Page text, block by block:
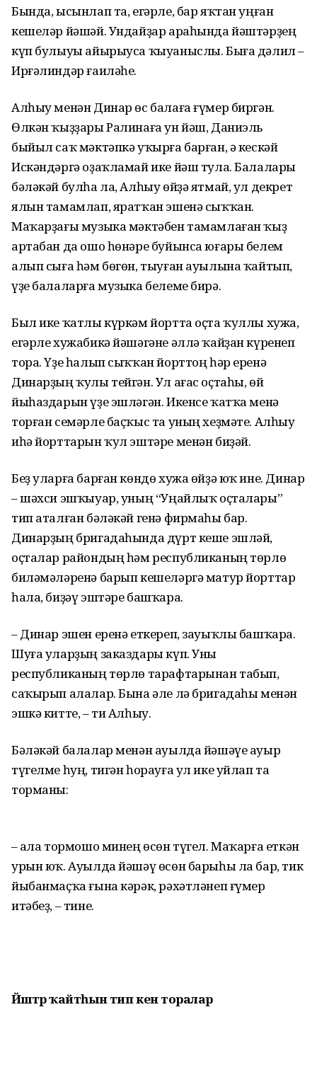
Бында, ысынлап та, егәрле, бар яҡтан уңған
кешеләр йә­шәй. Ундайҙар араһында йәштәрҙең
күп булыуы айырыуса ҡыуаныслы. Быға дәлил –
Ирғәлиндәр ғаиләһе.
Алһыу менән Динар өс балаға ғү­мер биргән.
Өлкән ҡыҙҙары Ралинаға ун йәш, Даниэль
быйыл саҡ мәктәпкә уҡырға барған, ә кескәй
Искәндәргә оҙаҡламай ике йәш тула. Балалары
бәләкәй булһа ла, Алһыу өйҙә ятмай, ул декрет
ялын тамамлап, яратҡан эшенә сыҡҡан.
Маҡарҙағы музыка мәктәбен тамамлаған ҡыҙ
артабан да ошо һөнәре буйынса юғары белем
алып сыға һәм бөгөн, тыуған ауылына ҡайтып,
үҙе балаларға музыка белеме бирә.
Был ике ҡатлы күркәм йортта оҫта ҡуллы хужа,
егәрле хужабикә йәшә­гәне әллә ҡайҙан күренеп
тора. Үҙе һалып сыҡҡан йорттоң һәр еренә
Динарҙың ҡулы тейгән. Ул ағас оҫтаһы, өй
йыһаздарын үҙе эшләгән. Икенсе ҡатҡа менә
торған семәрле баҫҡыс та уның хеҙмәте. Алһыу
иһә йорттарын ҡул эштәре менән биҙәй.
Беҙ уларға барған көндө хужа өйҙә юҡ ине. Динар
– шәхси эшҡыуар, уның “Уңайлыҡ оҫталары”
тип аталған бәләкәй генә фирмаһы бар.
Динарҙың бригадаһында дүрт кеше эшләй,
оҫталар райондың һәм республиканың төрлө
биләмәләренә барып кешеләргә матур йорттар
һала, биҙәү эштәре башҡара.
– Динар эшен еренә еткереп, зауыҡлы башҡара.
Шуға уларҙың заказдары күп. Уны
республиканың төрлө тарафтарынан табып,
саҡырып алалар. Бына әле лә бригадаһы менән
эшкә китте, – ти Алһыу.
Бәләкәй балалар менән ауылда йәшәүе ауыр
түгелме һуң, тигән һорауға ул ике уйлап та
торманы:
– Ҡала тормошо минең өсөн түгел. Маҡарға еткән
урын юҡ. Ауылда йәшәү өсөн барыһы ла бар, тик
йыбанмаҫҡа ғына кәрәк, рәхәтләнеп ғүмер
итәбеҙ, – тине.
Йәштәр ҡайтһын тип кенә торалар